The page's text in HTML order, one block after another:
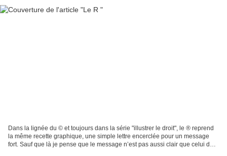
Dans la lignée du © et toujours dans la série "illustrer le droit", le ® reprend
la même recette graphique, une simple lettre encerclée pour un message
fort. Sauf que là je pense que le message n’est pas aussi clair que celui du